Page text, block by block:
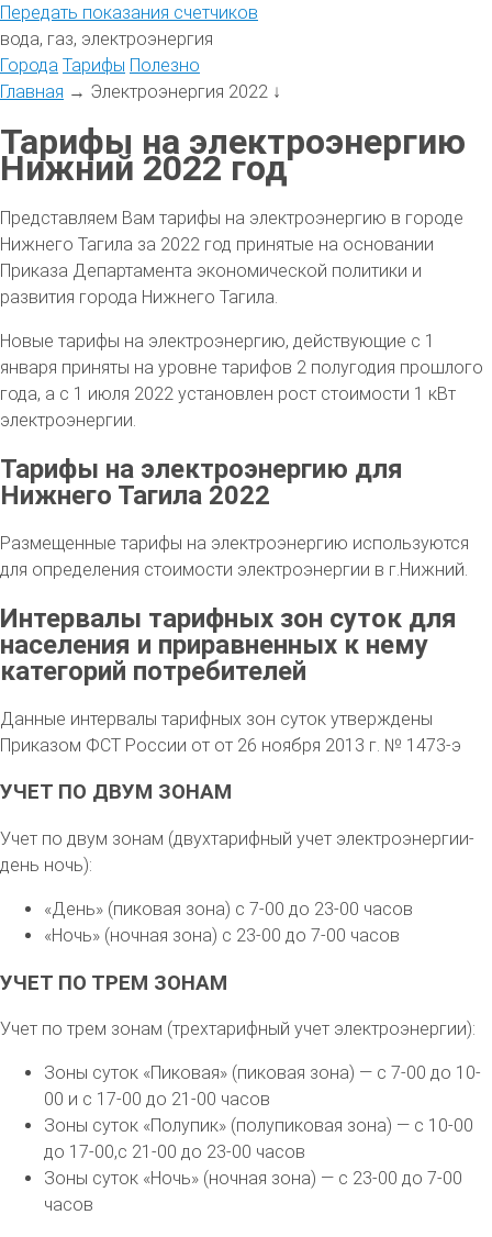
Передать показания счетчиков
вода, газ, электроэнергия
Города Тарифы Полезно
Главная → Электроэнергия 2022 ↓
Тарифы на электроэнергию
Нижний 2022 год
Представляем Вам тарифы на электроэнергию в городе
Нижнего Тагила за 2022 год принятые на основании
Приказа Департамента экономической политики и
развития города Нижнего Тагила.
Новые тарифы на электроэнергию, действующие с 1
января приняты на уровне тарифов 2 полугодия прошлого
года, а с 1 июля 2022 установлен рост стоимости 1 кВт
электроэнергии.
Тарифы на электроэнергию для
Нижнего Тагила 2022
Размещенные тарифы на электроэнергию используются
для определения стоимости электроэнергии в г.Нижний.
Интервалы тарифных зон суток для
населения и приравненных к нему
категорий потребителей
Данные интервалы тарифных зон суток утверждены
Приказом ФСТ России от от 26 ноября 2013 г. № 1473-э
УЧЕТ ПО ДВУМ ЗОНАМ
Учет по двум зонам (двухтарифный учет электроэнергии-
день ночь):
«День» (пиковая зона) с 7-00 до 23-00 часов
«Ночь» (ночная зона) с 23-00 до 7-00 часов
УЧЕТ ПО ТРЕМ ЗОНАМ
Учет по трем зонам (трехтарифный учет электроэнергии):
Зоны суток «Пиковая» (пиковая зона) — с 7-00 до 10-
00 и с 17-00 до 21-00 часов
Зоны суток «Полупик» (полупиковая зона) — с 10-00
до 17-00,с 21-00 до 23-00 часов
Зоны суток «Ночь» (ночная зона) — с 23-00 до 7-00
часов